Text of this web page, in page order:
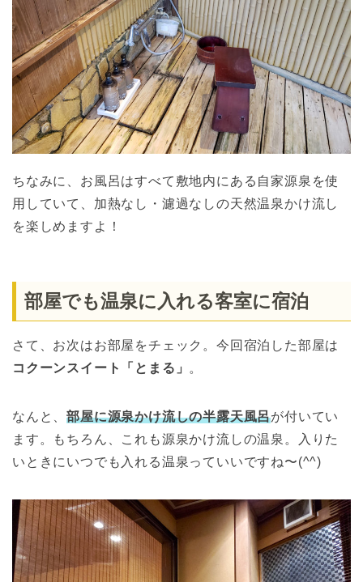
ちなみに、お風呂はすべて敷地内にある自家源泉を使
用していて、加熱なし・濾過なしの天然温泉かけ流し
を楽しめますよ！
部屋でも温泉に入れる客室に宿泊
さて、お次はお部屋をチェック。今回宿泊した部屋は
コクーンスイート「とまる」 。
なんと、部屋に源泉かけ流しの半露天風呂が付いてい
ます。もちろん、これも源泉かけ流しの温泉。入りた
いときにいつでも入れる温泉っていいですね〜(^^)